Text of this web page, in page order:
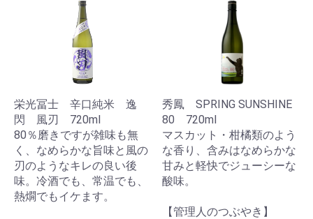
栄光冨士 辛口純米 逸
閃 風刃 720ml
80％磨きですが雑味も無
く、なめらかな旨味と風の
刃のようなキレの良い後
味。冷酒でも、常温でも、
熱燗でもイケます。
秀鳳 SPRING SUNSHINE
80 720ml
マスカット・柑橘類のよう
な香り、含みはなめらかな
甘みと軽快でジューシーな
酸味。
【管理人のつぶやき】